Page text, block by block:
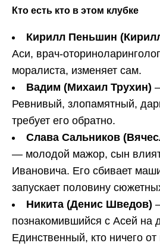
Кто есть кто в этом клубке
Кирилл Пеньшин
Аси, врач-
моралиста, изменяет сам.
Вадим (Михаил Трухин)
Ревнивый, злопамятный,
требует его обратно.
Слава Сальников
— молодой мажор, сын
Ивановича. Его сбивает
запускает половину
Никита (Денис Шведов)
познакомившийся с Асей на
Единственный, кто ничего от